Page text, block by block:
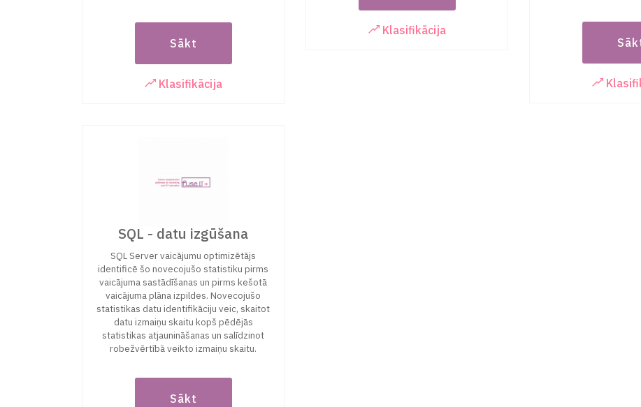
Sākt
Klasifikācija
Klasifikācija
SQL - datu izgūšana
SQL Server vaicājumu optimizētājs
identificē šo novecojušo statistiku pirms
vaicājuma sastādīšanas un pirms kešotā
vaicājuma plāna izpildes. Novecojušo
statistikas datu identifikāciju veic, skaitot
datu izmaiņu skaitu kopš pēdējās
statistikas atjaunināšanas un salīdzinot
robežvērtībā veikto izmaiņu skaitu.
Sākt